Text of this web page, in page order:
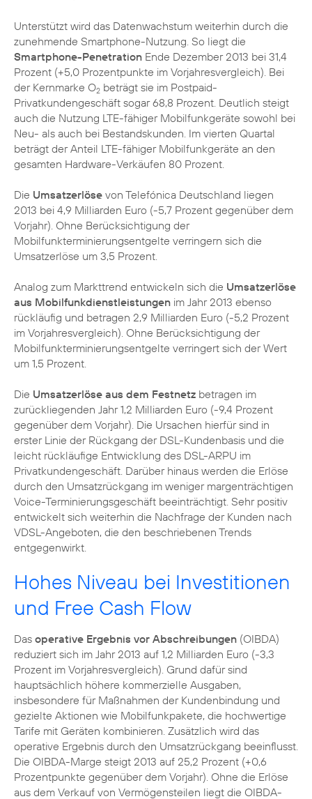
Unterstützt wird das Datenwachstum weiterhin durch die
zunehmende Smartphone-Nutzung. So liegt die
Smartphone-Penetration Ende Dezember 2013 bei 31,4
Prozent (+5,0 Prozentpunkte im Vorjahresvergleich). Bei
der Kernmarke O2 beträgt sie im Postpaid-
Privatkundengeschäft sogar 68,8 Prozent. Deutlich steigt
auch die Nutzung LTE-fähiger Mobilfunkgeräte sowohl bei
Neu- als auch bei Bestandskunden. Im vierten Quartal
beträgt der Anteil LTE-fähiger Mobilfunkgeräte an den
gesamten Hardware-Verkäufen 80 Prozent.
Die Umsatzerlöse von Telefónica Deutschland liegen
2013 bei 4,9 Milliarden Euro (-5,7 Prozent gegenüber dem
Vorjahr). Ohne Berücksichtigung der
Mobilfunkterminierungsentgelte verringern sich die
Umsatzerlöse um 3,5 Prozent.
Analog zum Markttrend entwickeln sich die Umsatzerlöse
aus Mobilfunkdienstleistungen im Jahr 2013 ebenso
rückläufig und betragen 2,9 Milliarden Euro (-5,2 Prozent
im Vorjahresvergleich). Ohne Berücksichtigung der
Mobilfunkterminierungsentgelte verringert sich der Wert
um 1,5 Prozent.
Die Umsatzerlöse aus dem Festnetz betragen im
zurückliegenden Jahr 1,2 Milliarden Euro (-9,4 Prozent
gegenüber dem Vorjahr). Die Ursachen hierfür sind in
erster Linie der Rückgang der DSL-Kundenbasis und die
leicht rückläufige Entwicklung des DSL-ARPU im
Privatkundengeschäft. Darüber hinaus werden die Erlöse
durch den Umsatzrückgang im weniger margenträchtigen
Voice-Terminierungsgeschäft beeinträchtigt. Sehr positiv
entwickelt sich weiterhin die Nachfrage der Kunden nach
VDSL-Angeboten, die den beschriebenen Trends
entgegenwirkt.
Hohes Niveau bei Investitionen
und Free Cash Flow
Das operative Ergebnis vor Abschreibungen (OIBDA)
reduziert sich im Jahr 2013 auf 1,2 Milliarden Euro (-3,3
Prozent im Vorjahresvergleich). Grund dafür sind
hauptsächlich höhere kommerzielle Ausgaben,
insbesondere für Maßnahmen der Kundenbindung und
gezielte Aktionen wie Mobilfunkpakete, die hochwertige
Tarife mit Geräten kombinieren. Zusätzlich wird das
operative Ergebnis durch den Umsatzrückgang beeinflusst.
Die OIBDA-Marge steigt 2013 auf 25,2 Prozent (+0,6
Prozentpunkte gegenüber dem Vorjahr). Ohne die Erlöse
aus dem Verkauf von Vermögensteilen liegt die OIBDA-